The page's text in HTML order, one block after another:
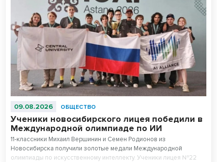
09.08.2026 ОБЩЕСТВО
Ученики новосибирского лицея победили в
Международной олимпиаде по ИИ
11-классники Михаил Вершинин и Семен Родионов из
Новосибирска получили золотые медали Международной
олимпиады по искусственному интеллекту. Ученики лицея №22